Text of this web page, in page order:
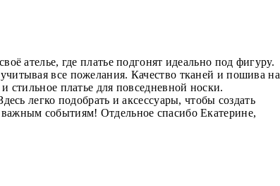
ателье, где платье подгонят идеально под фигуру.
все пожелания. Качество тканей и пошива на
платье для повседневной носки.
легко подобрать и аксессуары, чтобы создать
событиям! Отдельное спасибо Екатерине,